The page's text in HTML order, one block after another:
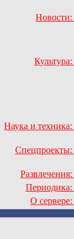
Новости:
Культура:
Наука и техника:
Спецпроекты:
Развлечения:
Периодика:
О сервере: